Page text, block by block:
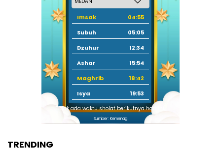
Imsak
04:55
Subuh
05:05
Dzuhur
12:34
Ashar
15:54
Maghrib
18:42
Isya
19:53
Tidak ada waktu sholat berikutnya hari ini.
Sumber: Kemenag
TRENDING